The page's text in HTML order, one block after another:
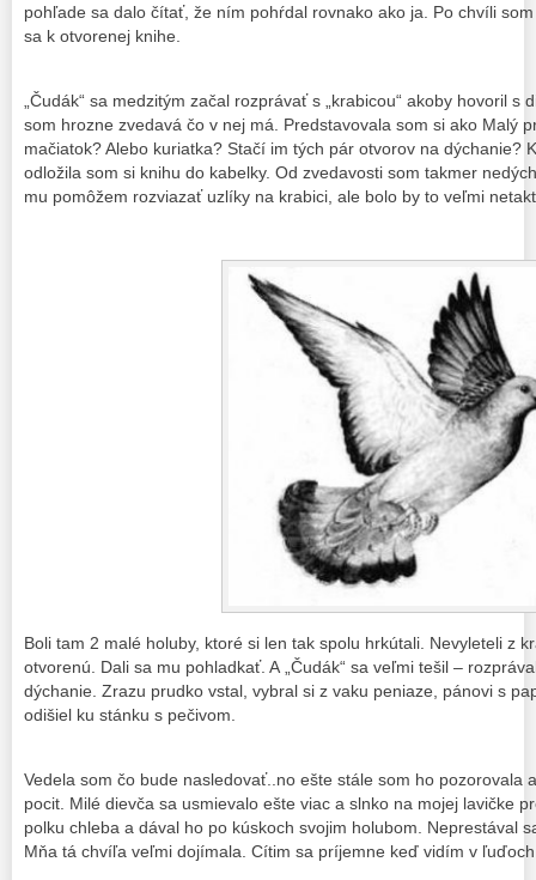
pohľade sa dalo čítať, že ním pohŕdal rovnako ako ja. Po chvíli
sa k otvorenej knihe.
„Čudák“ sa medzitým začal rozprávať s „krabicou“ akoby hovoril s
som hrozne zvedavá čo v nej má. Predstavovala som si ako Malý
mačiatok? Alebo kuriatka? Stačí im tých pár otvorov na dýchanie?
odložila som si knihu do kabelky. Od zvedavosti som takmer
mu pomôžem rozviazať uzlíky na krabici, ale bolo by to veľmi
Boli tam 2 malé holuby, ktoré si len tak spolu hrkútali. Nevyleteli z
otvorenú. Dali sa mu pohladkať. A „Čudák“ sa veľmi tešil –
dýchanie. Zrazu prudko vstal, vybral si z vaku peniaze, pánovi s
odišiel ku stánku s pečivom.
Vedela som čo bude nasledovať..no ešte stále som ho pozorovala
pocit. Milé dievča sa usmievalo ešte viac a slnko na mojej lavičke
polku chleba a dával ho po kúskoch svojim holubom. Neprestával
Mňa tá chvíľa veľmi dojímala. Cítim sa príjemne keď vidím v